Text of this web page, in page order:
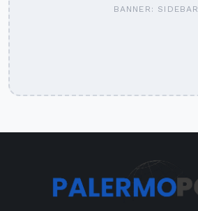
BANNER: SIDEBAR